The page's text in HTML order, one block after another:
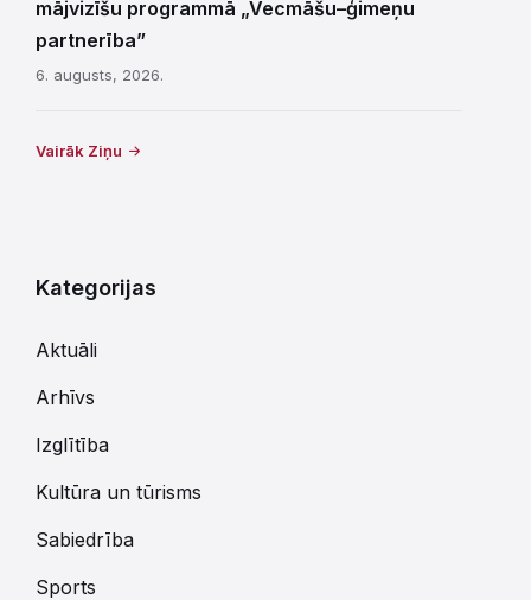
mājvizīšu programmā „Vecmāšu–ģimeņu
partnerība”
6. augusts, 2026.
Vairāk Ziņu
Kategorijas
Aktuāli
Arhīvs
Izglītība
Kultūra un tūrisms
Sabiedrība
Sports